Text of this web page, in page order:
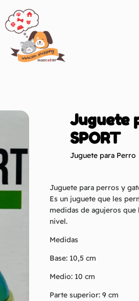
Juguete
SPORT
Juguete para Perro
Juguete para perros y
Es un juguete que les
medidas de agujeros que
nivel.
Medidas
Base: 10,5 cm
Medio: 10 cm
Parte superior: 9 cm